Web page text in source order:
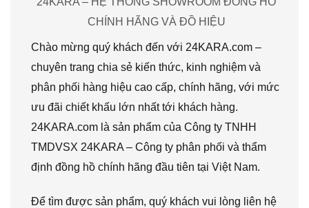
CHÍNH HÃNG VÀ ĐỒ HIỆU
Chào mừng quý khách đến với 24KARA.com –
chuyên trang chia sẻ kiến thức, kinh nghiệm và
phân phối hàng hiệu cao cấp, chính hãng, với mức
ưu đãi chiết khấu lớn nhất tới khách hàng.
24KARA.com là sản phẩm của Công ty TNHH
TMDVSX 24KARA – Công ty phân phối và thẩm
định đồng hồ chính hãng đầu tiên tại Việt Nam.
Để tìm được sản phẩm, quý khách vui lòng liên hệ